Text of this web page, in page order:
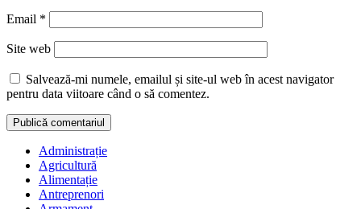
Email *
Site web
Salvează-mi numele, emailul și site-ul web în acest navigator
pentru data viitoare când o să comentez.
Administrație
Agricultură
Alimentație
Antreprenori